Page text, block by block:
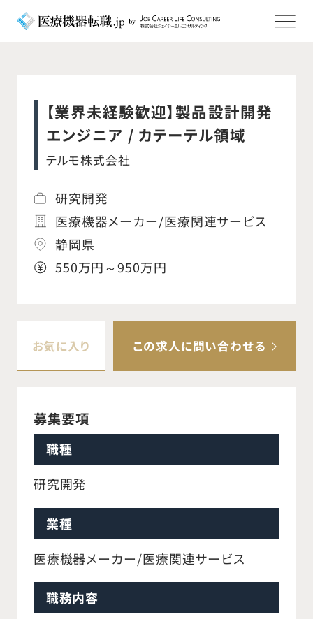
【業界未経験歓迎】製品設計開発
エンジニア / カテーテル領域
テルモ株式会社
研究開発
医療機器メーカー/医療関連サービス
静岡県
550万円～950万円
お気に入り この求人に問い合わせる
募集要項
職種
研究開発
業種
医療機器メーカー/医療関連サービス
職務内容